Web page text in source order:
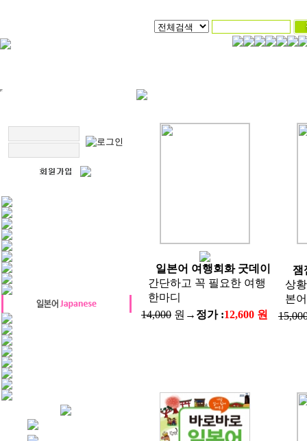
일본어 여행회화 굿데이
간단하고 꼭 필요한 여행
한마디
14,000 원→ 정가 :12,600 원
잼
상
본